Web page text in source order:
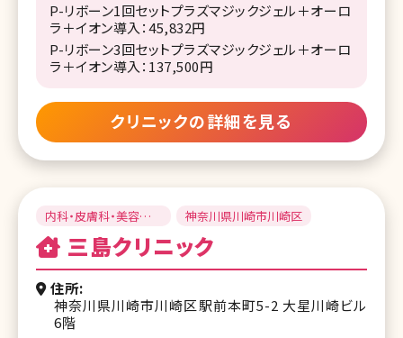
P-リボーン1回セットプラズマジックジェル＋オーロ
ラ＋イオン導入：45,832円
P-リボーン3回セットプラズマジックジェル＋オーロ
ラ＋イオン導入：137,500円
クリニックの詳細を見る
内科・皮膚科・美容外
科
神奈川県川崎市川崎区
三島クリニック
住所
神奈川県川崎市川崎区駅前本町5-2 大星川崎ビル
6階